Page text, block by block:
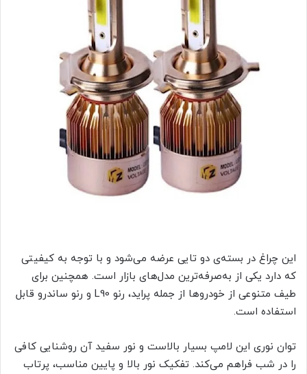
این چراغ در بسته‌ی دو تایی عرضه می‌شود و با توجه به کیفیتی
که دارد یکی از به‌صرفه‌ترین مدل‌های بازار است. همچنین برای
طیف متنوعی از خودروها از جمله پراید، رنو L90 و رنو ساندرو قابل
استفاده است.
توان نوری این لامپ بسیار بالاست و نور سفید آن روشنایی کافی
را در شب فراهم می‌کند. تفکیک نور بالا و پایین مناسب، پرتاب